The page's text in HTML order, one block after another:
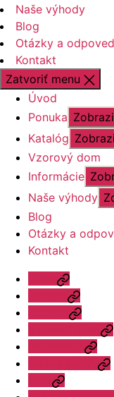
Naše výhody
Blog
Otázky a
Kontakt
Zatvoriť menu
Úvod
Ponuka
Katalóg
Vzorový dom
Informácie
Naše výhody
Blog
Otázky a
Kontakt